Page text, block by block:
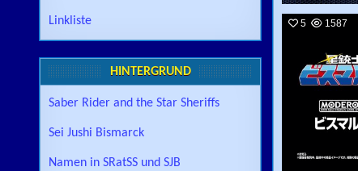
5 1587
Linkliste
HINTERGRUND
Saber Rider and the Star Sheriffs
Sei Jushi Bismarck
Namen in SRatSS und SJB